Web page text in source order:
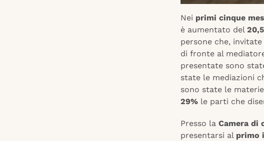
Nei primi cinque
è aumentato del
persone che,
di fronte al
presentate sono
state le mediazioni
sono state le
29% le parti che
Presso la Camera di
presentarsi al primo